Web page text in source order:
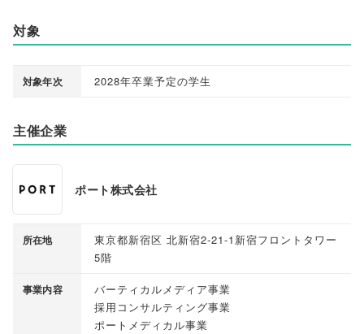
対象
対象年次 2028年卒業予定の学生
主催企業
ポート株式会社
所在地
東京都新宿区 北新宿2-21-1新宿フロントタワー
5階
事業内容
バーティカルメディア事業
採用コンサルティング事業
ポートメディカル事業